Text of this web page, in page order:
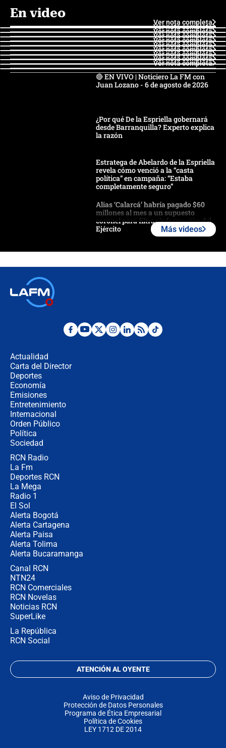
En video
Ver nota completa
Ver nota completa
Ver nota completa
Ver nota completa
Ver nota completa
Ver nota completa
Ver nota completa
Ver nota completa
Ver nota completa
Ver nota completa
🔴 EN VIVO | Noticiero La FM con
Juan Lozano - 6 de agosto de 2026
¿Por qué De la Espriella gobernará
desde Barranquilla? Experto explica
la razón
Estratega de Abelardo de la Espriella
revela cómo venció a la “casta
política” en campaña: “Estaba
completamente seguro”
Alias ‘Calarcá’ habría pagado $60
millones al mes a un supuesto
coronel para filtrar información del
Ejército
Ministro de Defensa no descarta el
Más videos
Actualidad
Carta del Director
Deportes
Economía
Emisiones
Entretenimiento
Internacional
Orden Público
Política
Sociedad
RCN Radio
La Fm
Deportes RCN
La Mega
Radio 1
El Sol
Alerta Bogotá
Alerta Cartagena
Alerta Paisa
Alerta Tolima
Alerta Bucaramanga
Canal RCN
NTN24
RCN Comerciales
RCN Novelas
Noticias RCN
SuperLike
La República
RCN Social
ATENCIÓN AL OYENTE
Aviso de Privacidad
Protección de Datos Personales
Programa de Ética Empresarial
Política de Cookies
LEY 1712 DE 2014